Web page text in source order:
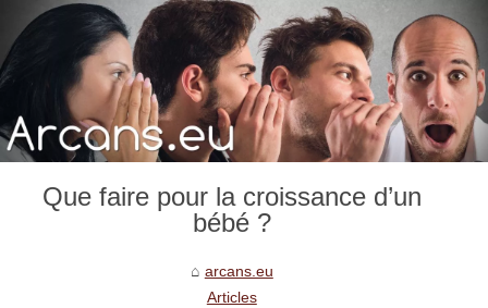
Que faire pour la croissance d’un
bébé ?
arcans.eu
Articles